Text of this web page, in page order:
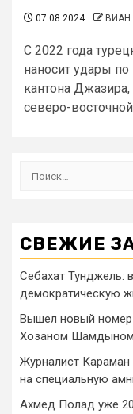
07.08.2024 ВИАН
С 2022 года
наносит удары
кантона
северо-
СВЕЖИЕ
Себахат Тунджель:
демократическую
Вышел новый номер
Хозаном
Журналист
на специальную
Ахмед Полад уже